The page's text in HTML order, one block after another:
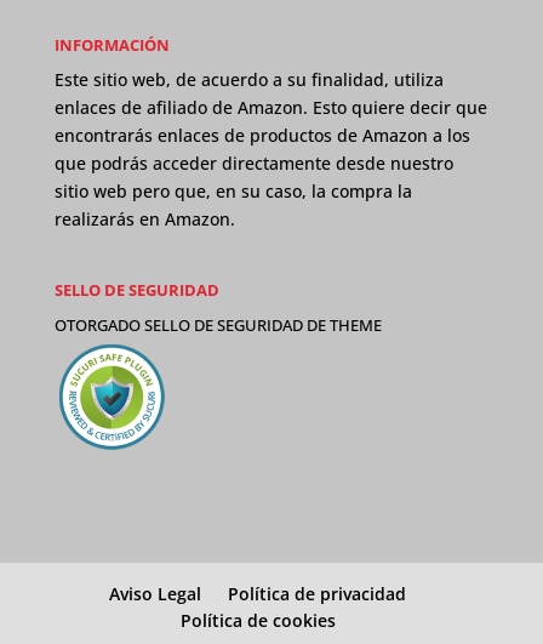
INFORMACIÓN
Este sitio web, de acuerdo a su finalidad, utiliza
enlaces de afiliado de Amazon. Esto quiere decir que
encontrarás enlaces de productos de Amazon a los
que podrás acceder directamente desde nuestro
sitio web pero que, en su caso, la compra la
realizarás en Amazon.
SELLO DE SEGURIDAD
OTORGADO SELLO DE SEGURIDAD DETHEME
Aviso Legal
Política de privacidad
Política de cookies